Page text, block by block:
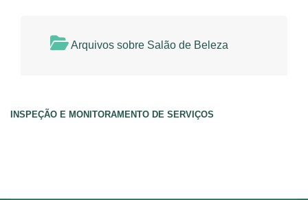
Arquivos sobre Salão de Beleza
INSPEÇÃO E MONITORAMENTO DE SERVIÇOS